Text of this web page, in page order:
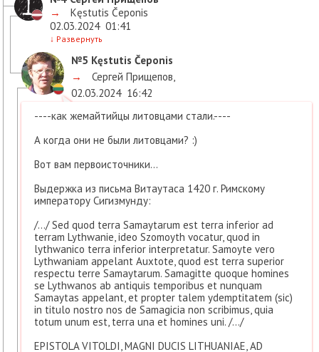
→
Kęstutis Čeponis
02.03.2024 01:41
↓ Развернуть
№5 Kęstutis Čeponis
→
Сергей Прищепов,
02.03.2024 16:42
----как жемайтийцы литовцами стали.----
А когда они не были литовцами? :)
Вот вам первоисточники...
Выдержка из письма Витаутаса 1420 г. Римскому
императору Сигизмунду:
/…/ Sed quod terra Samaytarum est terra inferior ad
terram Lythwanie, ideo Szomoyth vocatur, quod in
lythwanico terra inferior interpretatur. Samoyte vero
Lythwaniam appelant Auxtote, quod est terra superior
respectu terre Samaytarum. Samagitte quoque homines
se Lythwanos ab antiquis temporibus et nunquam
Samaytas appelant, et propter talem ydemptitatem (sic)
in titulo nostro nos de Samagicia non scribimus, quia
totum unum est, terra una et homines uni. /…/
EPISTOLA VITOLDI, MAGNI DUCIS LITHUANIAE, AD